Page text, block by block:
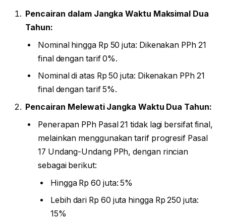
Pencairan dalam Jangka Waktu Maksimal Dua
Tahun:
Nominal hingga Rp 50 juta: Dikenakan PPh 21
final dengan tarif 0%.
Nominal di atas Rp 50 juta: Dikenakan PPh 21
final dengan tarif 5%.
Pencairan Melewati Jangka Waktu Dua Tahun:
Penerapan PPh Pasal 21 tidak lagi bersifat final,
melainkan menggunakan tarif progresif Pasal
17 Undang-Undang PPh, dengan rincian
sebagai berikut:
Hingga Rp 60 juta: 5%
Lebih dari Rp 60 juta hingga Rp 250 juta:
15%